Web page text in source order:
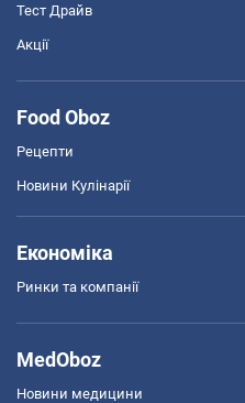
Тест Драйв
Акції
Food Oboz
Рецепти
Новини Кулінарії
Економіка
Ринки та компанії
MedOboz
Новини медицини